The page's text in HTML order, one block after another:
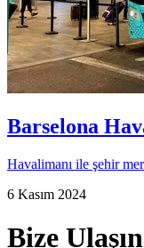
Barselona
Havalimanı ile şehir
6 Kasım 2024
Bize Ulaşın